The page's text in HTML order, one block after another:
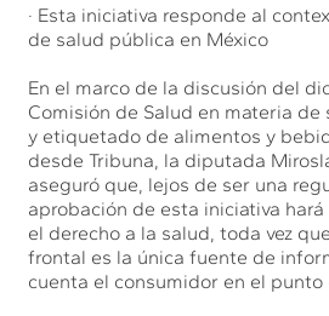
· Esta iniciativa responde al
de salud pública en México
En el marco de la discusión del
Comisión de Salud en materia
y etiquetado de alimentos y
desde Tribuna, la diputada
aseguró que, lejos de ser una
aprobación de esta iniciativa
el derecho a la salud, toda vez
frontal es la única fuente de
cuenta el consumidor en el punto